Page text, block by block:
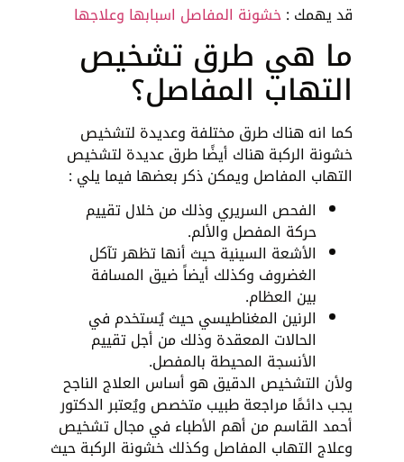
قد يهمك :خشونة المفاصل اسبابها وعلاجها
ما هي طرق تشخيص
التهاب المفاصل؟
كما انه هناك طرق مختلفة وعديدة لتشخيص
خشونة الركبة هناك أيضًا طرق عديدة لتشخيص
التهاب المفاصل ويمكن ذكر بعضها فيما يلي :
الفحص السريري وذلك من خلال تقييم
حركة المفصل والألم.
الأشعة السينية حيث أنها تظهر تآكل
الغضروف وكذلك أيضاً ضيق المسافة
بين العظام.
الرنين المغناطيسي حيث يُستخدم في
الحالات المعقدة وذلك من أجل تقييم
الأنسجة المحيطة بالمفصل.
ولأن التشخيص الدقيق هو أساس العلاج الناجح
يجب دائمًا مراجعة طبيب متخصص ويُعتبر الدكتور
أحمد القاسم من أهم الأطباء في مجال تشخيص
وعلاج التهاب المفاصل وكذلك خشونة الركبة حيث